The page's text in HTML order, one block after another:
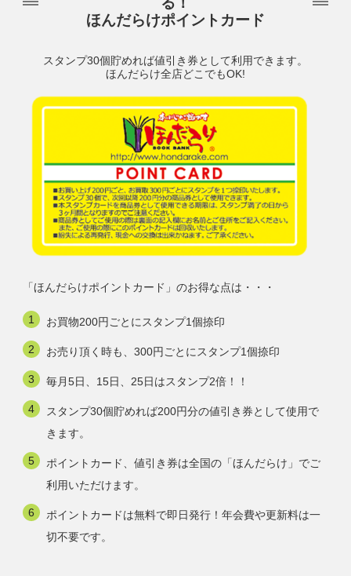
ほんだらけポイントカード
スタンプ30個貯めれば値引き券として利用できます。
ほんだらけ全店どこでもOK!
「ほんだらけポイントカード」のお得な点は・・・
お買物200円ごとにスタンプ1個捺印
お売り頂く時も、300円ごとにスタンプ1個捺印
毎月5日、15日、25日はスタンプ2倍！！
スタンプ30個貯めれば200円分の値引き券として使用で
きます。
ポイントカード、値引き券は全国の「ほんだらけ」でご
利用いただけます。
ポイントカードは無料で即日発行！年会費や更新料は一
切不要です。